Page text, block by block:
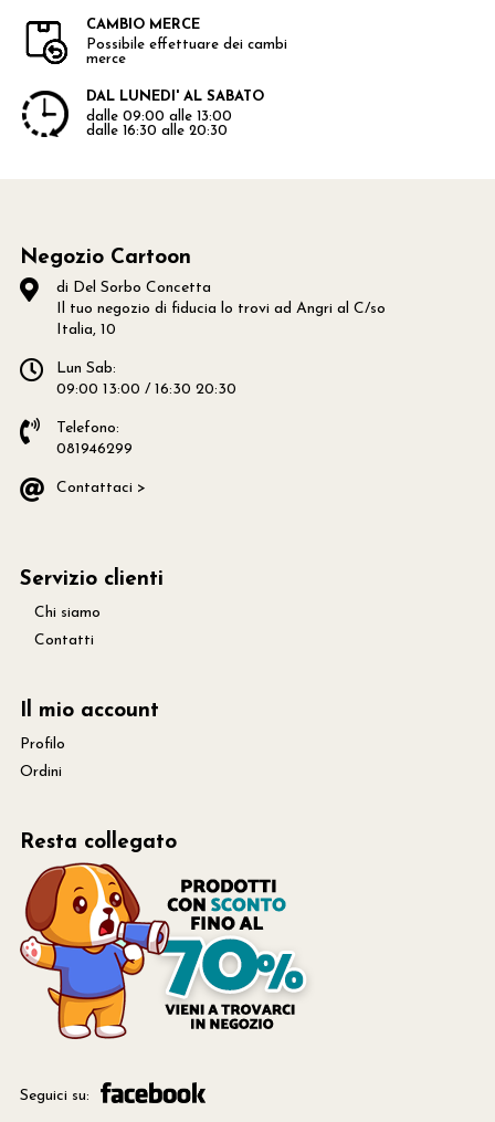
CAMBIO MERCE
Possibile effettuare dei cambi
merce
DAL LUNEDI' AL SABATO
dalle 09:00 alle 13:00
dalle 16:30 alle 20:30
Negozio Cartoon
di Del Sorbo Concetta
Il tuo negozio di fiducia lo trovi ad Angri al C/so
Italia, 10
Lun Sab:
09:00 13:00 / 16:30 20:30
Telefono:
081946299
Contattaci >
Servizio clienti
Chi siamo
Contatti
Il mio account
Profilo
Ordini
Resta collegato
Seguici su: